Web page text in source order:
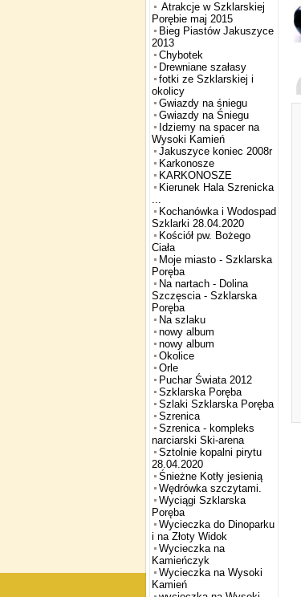
Atrakcje w Szklarskiej
Porębie maj 2015
Bieg Piastów Jakuszyce
2013
Chybotek
Drewniane szałasy
fotki ze Szklarskiej i
okolicy
Gwiazdy na śniegu
Gwiazdy na Śniegu
Idziemy na spacer na
Wysoki Kamień
Jakuszyce koniec 2008r
Karkonosze
KARKONOSZE
Kierunek Hala Szrenicka
...
Kochanówka i Wodospad
Szklarki 28.04.2020
Kościół pw. Bożego
Ciała
Moje miasto - Szklarska
Poręba
Na nartach - Dolina
Szczęscia - Szklarska
Poręba
Na szlaku
nowy album
nowy album
Okolice
Orle
Puchar Świata 2012
Szklarska Poręba
Szlaki Szklarska Poręba
Szrenica
Szrenica - kompleks
narciarski Ski-arena
Sztolnie kopalni pirytu
28.04.2020
Śnieżne Kotły jesienią
Wędrówka szczytami.
Wyciągi Szklarska
Poręba
Wycieczka do Dinoparku
i na Złoty Widok
Wycieczka na
Kamieńczyk
Wycieczka na Wysoki
Kamień